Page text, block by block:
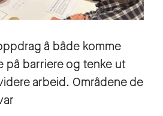
å både komme
på barriere og tenke ut
arbeid. Områdene de